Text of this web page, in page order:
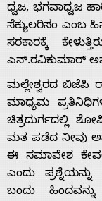
ಧ್ವಜ, ಭಗವಾಧ್ವಜ
ಸೆಕ್ಯುಲರಿಸಂ ಎಂಬ
ಸರಕಾರಕ್ಕೆ
ಎನ್.ರವಿಕುಮಾರ್
ಮಲ್ಲೇಶ್ವರದ ಬಿಜೆಪಿ
ಮಾಧ್ಯಮ
ಚಿತ್ರದುರ್ಗದಲ್ಲಿ
ಮತ ಪಡೆದ ನೀವು
ಈ ಸಮಾವೇಶ
ಎಂದು
ಬಂದು ಹಿಂದವನ್ನು